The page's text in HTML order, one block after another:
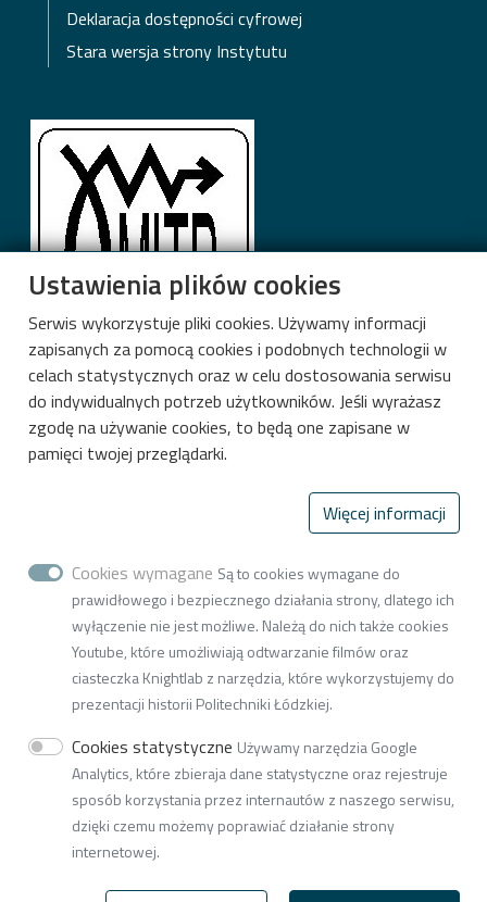
Międzyresortowy Instytut Techniki
Radiacyjnej
Wydział Chemiczny
Politechnika Łódzka
tel. (+ 48 42) 631-31-88, 631-28-79
w3i34(at)adm.p.lodz.pl
Deklaracja dostępności cyfrowej
Stara wersja strony Instytutu
© 2026Politechnika Łódzka
Ustawienia plików cookies
Serwis wykorzystuje pliki cookies. Używamy informacji
zapisanych za pomocą cookies i podobnych technologii w
celach statystycznych oraz w celu dostosowania serwisu
do indywidualnych potrzeb użytkowników. Jeśli wyrażasz
zgodę na używanie cookies, to będą one zapisane w
pamięci twojej przeglądarki.
Więcej informacji
Cookies wymagane Są to cookies wymagane do
prawidłowego i bezpiecznego działania strony, dlatego ich
wyłączenie nie jest możliwe. Należą do nich także cookies
Youtube, które umożliwiają odtwarzanie filmów oraz
ciasteczka Knightlab z narzędzia, które wykorzystujemy do
prezentacji historii Politechniki Łódzkiej.
Cookies statystyczne Używamy narzędzia Google
Analytics, które zbieraja dane statystyczne oraz rejestruje
sposób korzystania przez internautów z naszego serwisu,
dzięki czemu możemy poprawiać działanie strony
internetowej.